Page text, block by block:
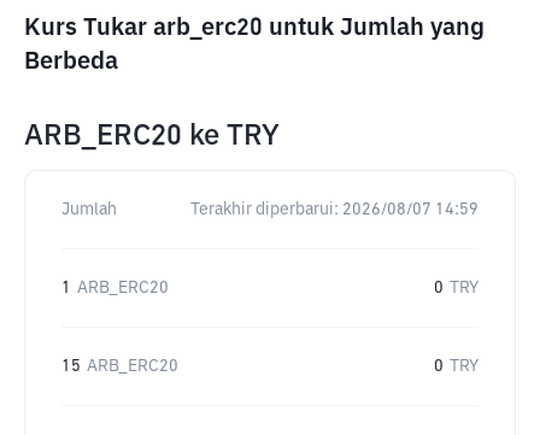
Kurs Tukar arb_erc20 untuk Jumlah yang
Berbeda
ARB_ERC20 ke TRY
Jumlah Terakhir diperbarui: 2026/08/07 14:59
1 ARB_ERC20 0 TRY
15 ARB_ERC20 0 TRY